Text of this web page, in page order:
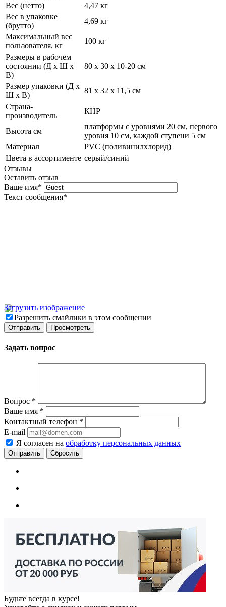
Вес (нетто)
4,47 кг
Вес в упаковке
(брутто)
4,69 кг
Максимальный вес
пользователя, кг
100 кг
Размеры в рабочем
состоянии (Д х Ш х
В)
80 х 30 х 10-20 см
Размер упаковки (Д х
Ш х В)
81 х 32 х 11,5 см
Страна-
производитель
КНР
Высота см
платформы с уровнями 20 см, первого
уровня 10 см, каждой ступени 5 см
Материал
PVC (поливинилхлорид)
Цвета в ассортименте серый/синий
Отзывы
Оставить отзыв
Ваше имя*
Текст сообщения*
Загрузить изображение
Разрешить смайлики в этом сообщении
Задать вопрос
Вопрос *
Ваше имя *
Контактный телефон *
E-mail
Я согласен на обработку персональных данных
Сбросить
Будьте всегда в курсе!